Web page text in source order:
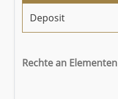
Deposit
Rechte an Elementen